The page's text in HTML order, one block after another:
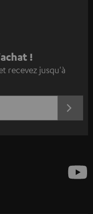
!
recevez jusqu'à